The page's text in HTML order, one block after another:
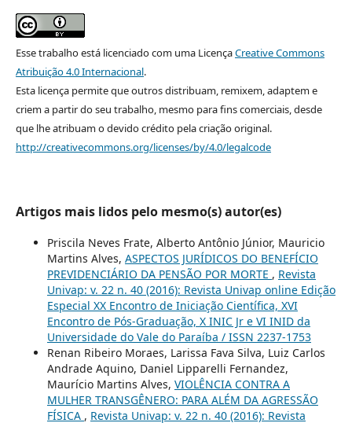
Esse trabalho está licenciado com uma LicençaCreative Commons
Atribuição 4.0 Internacional.
Esta licença permite que outros distribuam, remixem, adaptem e
criem a partir do seu trabalho, mesmo para fins comerciais, desde
que lhe atribuam o devido crédito pela criação original.
http://creativecommons.org/licenses/by/4.0/legalcode
Artigos mais lidos pelo mesmo(s) autor(es)
Priscila Neves Frate, Alberto Antônio Júnior, Mauricio
Martins Alves, ASPECTOS JURÍDICOS DO BENEFÍCIO
PREVIDENCIÁRIO DA PENSÃO POR MORTE , Revista
Univap: v. 22 n. 40 (2016): Revista Univap online Edição
Especial XX Encontro de Iniciação Científica, XVI
Encontro de Pós-Graduação, X INIC Jr e VI INID da
Universidade do Vale do Paraíba / ISSN 2237-1753
Renan Ribeiro Moraes, Larissa Fava Silva, Luiz Carlos
Andrade Aquino, Daniel Lipparelli Fernandez,
Maurício Martins Alves, VIOLÊNCIA CONTRA A
MULHER TRANSGÊNERO: PARA ALÉM DA AGRESSÃO
FÍSICA , Revista Univap: v. 22 n. 40 (2016): Revista